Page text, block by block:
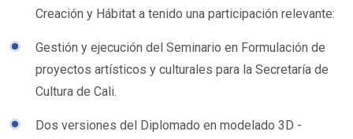
Creación y Hábitat a tenido una participación relevante:
Gestión y ejecución del Seminario en Formulación de
proyectos artísticos y culturales para la Secretaría de
Cultura de Cali.
Dos versiones del Diplomado en modelado 3D -